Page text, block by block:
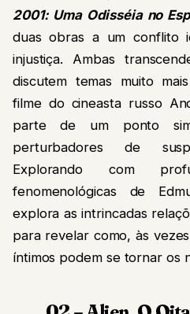
2001: Uma Odisséia no
duas obras a um conflito
injustiça. Ambas
discutem temas muito
filme do cineasta russo
parte de um ponto
perturbadores de
Explorando com
fenomenológicas de
explora as intrincadas
para revelar como, às
íntimos podem se tornar os